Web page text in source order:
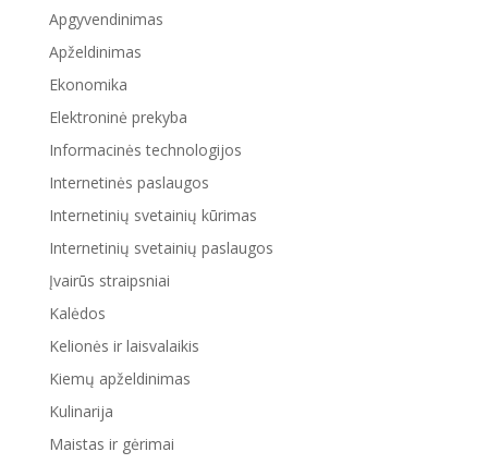
Apgyvendinimas
Apželdinimas
Ekonomika
Elektroninė prekyba
Informacinės technologijos
Internetinės paslaugos
Internetinių svetainių kūrimas
Internetinių svetainių paslaugos
Įvairūs straipsniai
Kalėdos
Kelionės ir laisvalaikis
Kiemų apželdinimas
Kulinarija
Maistas ir gėrimai